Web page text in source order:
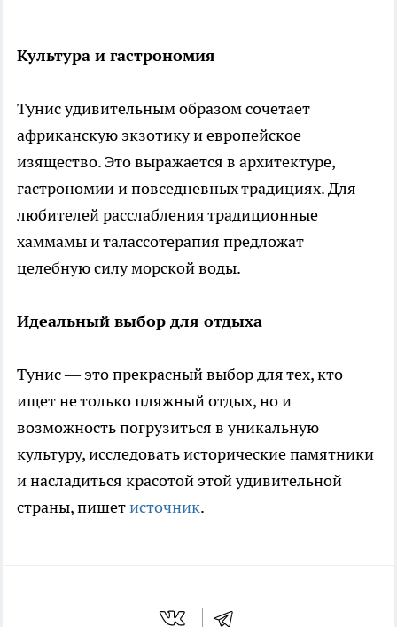
Культура и гастрономия
Тунис удивительным образом сочетает
африканскую экзотику и европейское
изящество. Это выражается в архитектуре,
гастрономии и повседневных традициях. Для
любителей расслабления традиционные
хаммамы и талассотерапия предложат
целебную силу морской воды.
Идеальный выбор для отдыха
Тунис — это прекрасный выбор для тех, кто
ищет не только пляжный отдых, но и
возможность погрузиться в уникальную
культуру, исследовать исторические памятники
и насладиться красотой этой удивительной
страны, пишетисточник.